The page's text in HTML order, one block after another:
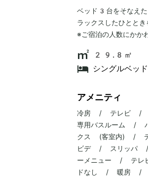
ベッド3台をそなえた
ラックスしたひととき
※ご宿泊の人数にかか
29.8㎡
シングルベ
アメニティ
冷房 / テレビ /
専用バスルーム /
クス (客室内) /
ビデ / スリッパ
ーメニュー / テ
ドなし / 暖房 /